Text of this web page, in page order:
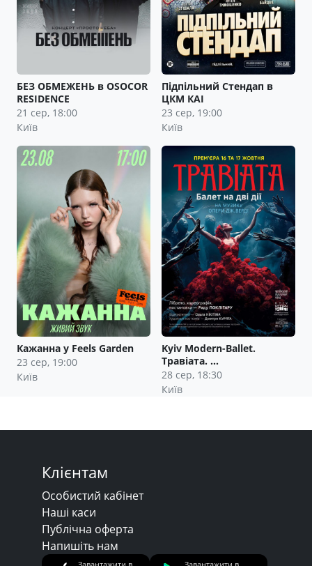
БЕЗ ОБМЕЖЕНЬ в OSOCOR
RESIDENCE
21 сер, 18:00
Київ
Підпільний Стендап в
ЦКМ КАІ
23 сер, 19:00
Київ
Кажанна у Feels Garden
23 сер, 19:00
Київ
Kyiv Modern-Ballet.
Травіата. …
28 сер, 18:30
Київ
Клієнтам
Особистий кабінет
Наші каси
Публічна оферта
Напишіть нам